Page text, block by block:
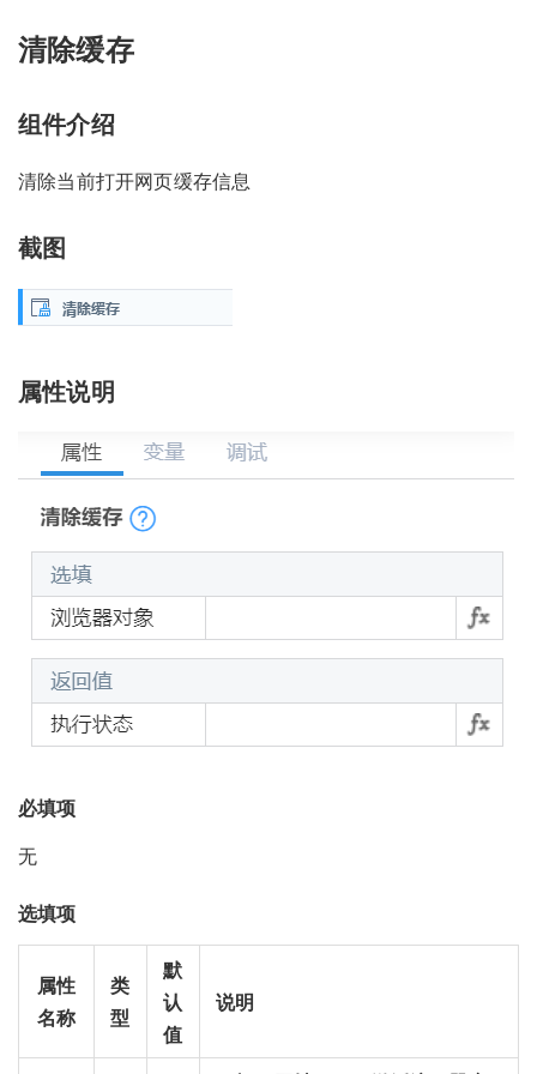
清除缓存
组件介绍
清除当前打开网页缓存信息
截图
属性说明
必填项
无
选填项
属性
名称
类
型
默
认
值
说明